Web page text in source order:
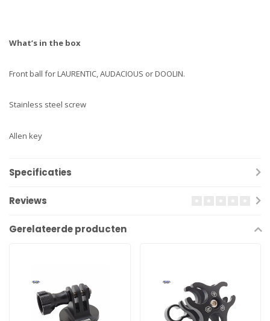
What’s in the box
Front ball for LAURENTIC, AUDACIOUS or DOOLIN.
Stainless steel screw
Allen key
Specificaties
Reviews
Gerelateerde producten